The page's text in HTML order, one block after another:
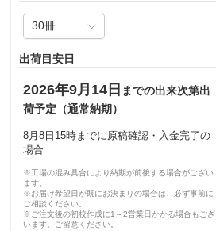
出荷目安日
2026年9月14日 までの出来次第出
荷予定（通常納期）
8月8日15時までに原稿確認・入金完了の
場合
※工場の混み具合により納期が前後する場合がござい
ます。
※お届け希望日が既にお決まりの場合は、必ず事前に
ご相談ください。
※ご注文後の初校作成に1～2営業日かかる場合もござ
います。ご留意ください。